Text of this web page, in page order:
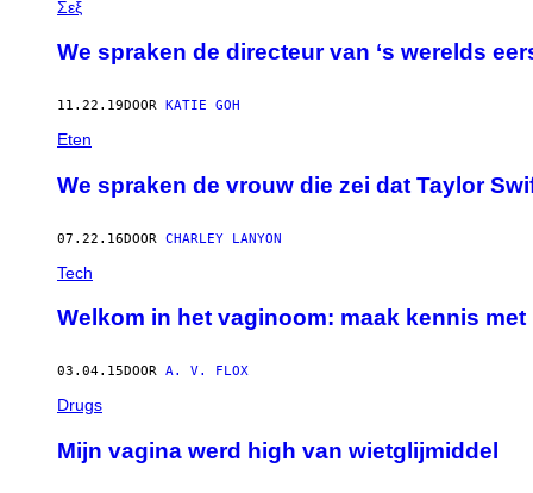
Σεξ
We spraken de directeur van ‘s werelds
11.22.19DOOR KATIE GOH
Eten
We spraken de vrouw die zei dat Taylor
07.22.16DOOR CHARLEY LANYON
Tech
Welkom in het vaginoom: maak kennis
03.04.15DOOR A. V. FLOX
Drugs
Mijn vagina werd high van wietglijmiddel